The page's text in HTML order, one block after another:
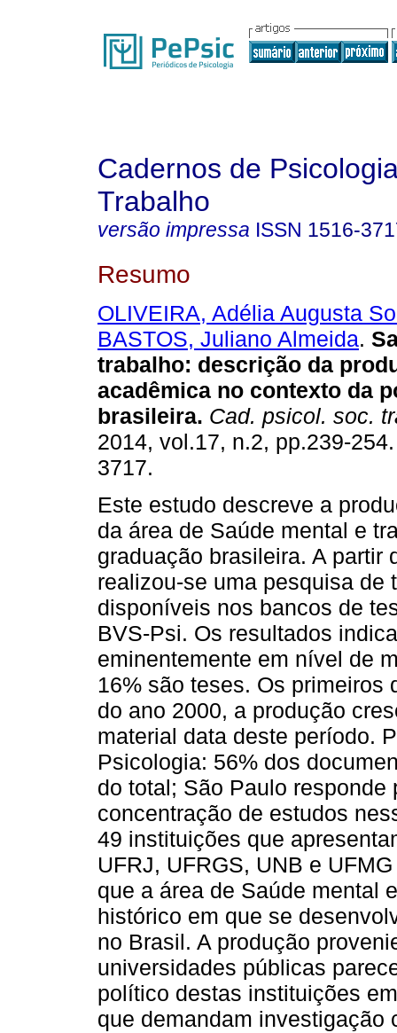
Cadernos de
Trabalho
versão impressa ISSN 1516-
Resumo
OLIVEIRA, Adélia Augusta
BASTOS, Juliano Almeida.
trabalho: descrição da
acadêmica no contexto da
brasileira. Cad. psicol. soc.
2014, vol.17, n.2, pp.239-
3717.
Este estudo descreve a
da área de Saúde mental e
graduação brasileira. A partir
realizou-se uma pesquisa de
disponíveis nos bancos de
BVS-Psi. Os resultados
eminentemente em nível de
16% são teses. Os primeiros
do ano 2000, a produção
material data deste período.
Psicologia: 56% dos
do total; São Paulo
concentração de estudos
49 instituições que
UFRJ, UFRGS, UNB e
que a área de Saúde mental
histórico em que se
no Brasil. A produção
universidades públicas
político destas instituições
que demandam investigação